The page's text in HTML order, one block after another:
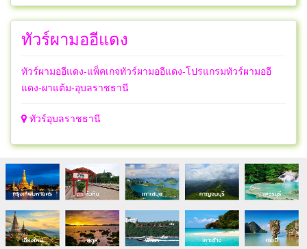
ทัวร์ผามออีแดง
ทัวร์ผามออีแดง-แพ็คเกจทัวร์ผามออีแดง-โปรแกรมทัวร์ผามออี
แดง-ผาแต้ม-อุบลราชธานี
ทัวร์อุบลราชธานี